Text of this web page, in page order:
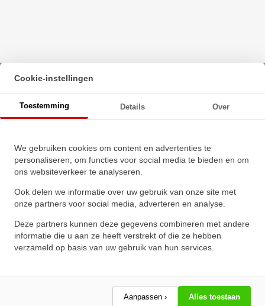
Beginpagina·
Cilinderbout met binnenzeskant DIN 912 M5x55 8.8
Verzinkt
Cookie-instellingen
Toestemming Details Over
We gebruiken cookies om content en advertenties te
personaliseren, om functies voor social media te bieden en om
ons websiteverkeer te analyseren.
Ook delen we informatie over uw gebruik van onze site met
onze partners voor social media, adverteren en analyse.
Deze partners kunnen deze gegevens combineren met andere
informatie die u aan ze heeft verstrekt of die ze hebben
verzameld op basis van uw gebruik van hun services.
Aanpassen › Alles toestaan
Cilinderbout met binnenzeskant
DIN 912 M5x55 8.8 Verzinkt
★★★★★
★★★★★